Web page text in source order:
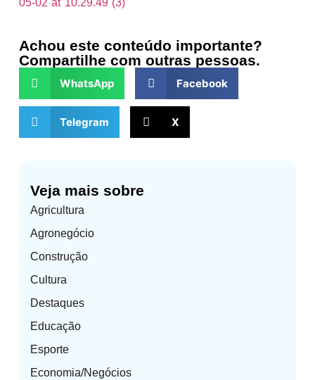
Veja mais sobre
Agricultura
Agronegócio
Construção
Cultura
Destaques
Educação
Esporte
Economia/Negócios
Achou este conteúdo importante?
Compartilhe com outras pessoas.
WhatsApp Facebook
Telegram X